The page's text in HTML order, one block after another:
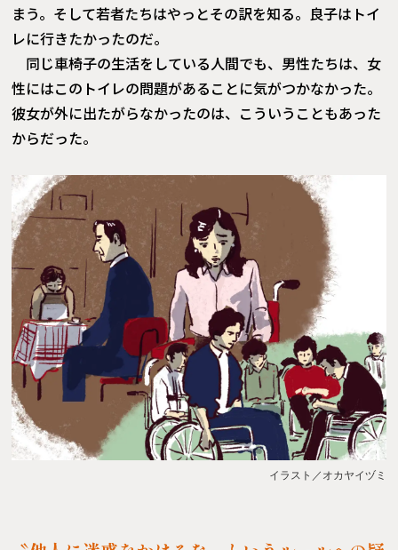
まう。そして若者たちはやっとその訳を知る。良子はトイ
レに行きたかったのだ。
同じ車椅子の生活をしている人間でも、男性たちは、女
性にはこのトイレの問題があることに気がつかなかった。
彼女が外に出たがらなかったのは、こういうこともあった
からだった。
イラスト／オカヤイヅミ